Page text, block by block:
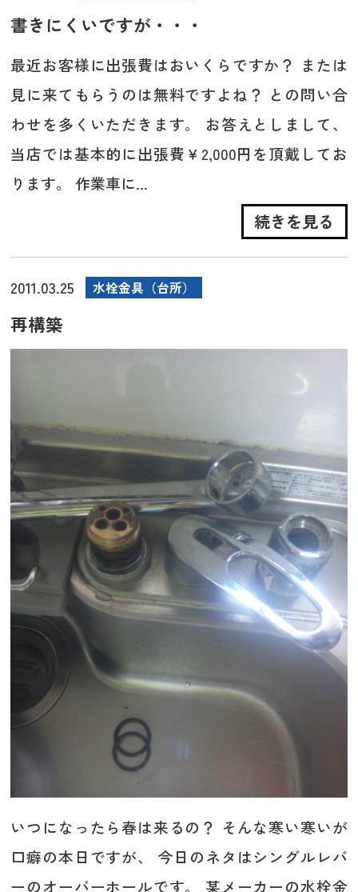
書きにくいですが・・・
最近お客様に出張費はおいくらですか？ または
見に来てもらうのは無料ですよね？ との問い合
わせを多くいただきます。 お答えとしまして、
当店では基本的に出張費￥2,000円を頂戴してお
ります。 作業車に...
続きを見る
2011.03.25 水栓金具（台所）
再構築
いつになったら春は来るの？ そんな寒い寒いが
口癖の本日ですが、 今日のネタはシングルレバ
ーのオーバーホールです。 某メーカーの水栓金